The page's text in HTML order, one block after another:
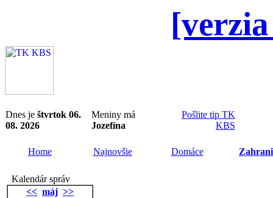
Dnes je štvrtok 06.
08. 2026
Meniny má
Jozefína
Pošlite tip TK
KBS
Home Najnovšie Domáce
Kalendár správ
<< máj >>